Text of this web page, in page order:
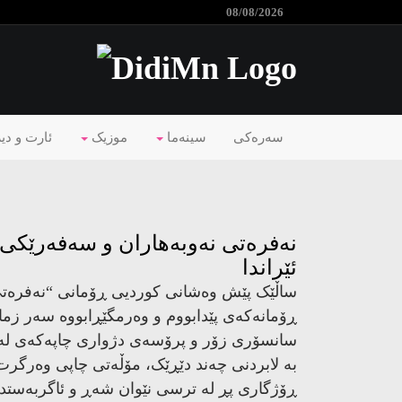
08/08/2026
ئارت و موزیک سینەما سەرەکی